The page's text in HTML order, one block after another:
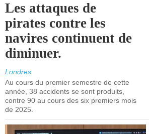
Les attaques de
pirates contre les
navires continuent de
diminuer.
Londres
Au cours du premier semestre de cette
année, 38 accidents se sont produits,
contre 90 au cours des six premiers mois
de 2025.